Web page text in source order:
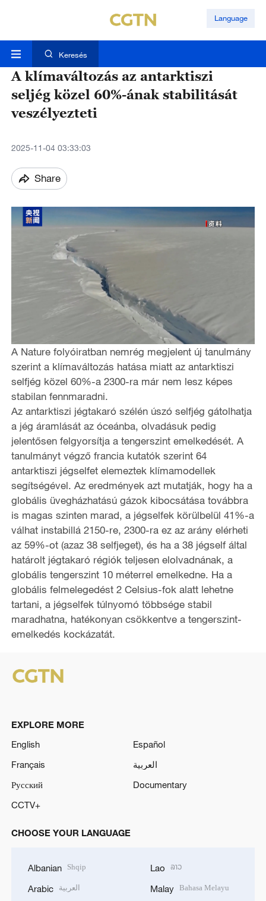
Language
Keresés
A klímaváltozás az antarktiszi
seljég közel 60%-ának stabilitását
veszélyezteti
2025-11-04 03:33:03
Share
A Nature folyóiratban nemrég megjelent új tanulmány
szerint a klímaváltozás hatása miatt az antarktiszi
selfjég közel 60%-a 2300-ra már nem lesz képes
stabilan fennmaradni.
Az antarktiszi jégtakaró szélén úszó selfjég gátolhatja
a jég áramlását az óceánba, olvadásuk pedig
jelentősen felgyorsítja a tengerszint emelkedését. A
tanulmányt végző francia kutatók szerint 64
antarktiszi jégselfet elemeztek klímamodellek
segítségével. Az eredmények azt mutatják, hogy ha a
globális üvegházhatású gázok kibocsátása továbbra
is magas szinten marad, a jégselfek körülbelül 41%-a
válhat instabillá 2150-re, 2300-ra ez az arány elérheti
az 59%-ot (azaz 38 selfjeget), és ha a 38 jégself által
határolt jégtakaró régiók teljesen elolvadnának, a
globális tengerszint 10 méterrel emelkedne. Ha a
globális felmelegedést 2 Celsius-fok alatt lehetne
tartani, a jégselfek túlnyomó többsége stabil
maradhatna, hatékonyan csökkentve a tengerszint-
emelkedés kockázatát.
EXPLORE MORE
English
Español
Français
العربية
Русский
Documentary
CCTV+
CHOOSE YOUR LANGUAGE
Albanian Shqip
Arabic العربية
Lao ລາວ
Malay Bahasa Melayu